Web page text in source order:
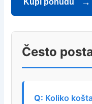
Kupi ponudu
Često
Koliko